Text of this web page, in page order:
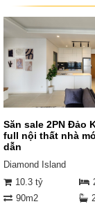
Săn sale 2PN Đảo
full nội thất nhà
dẫn
Diamond Island
10.3 tỷ
90m2